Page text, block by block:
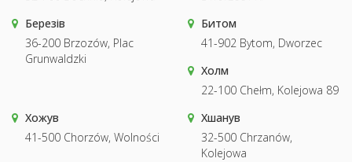
Березів
36-200 Brzozów, Plac
Grunwaldzki
Битом
41-902 Bytom, Dworzec
Холм
22-100 Chełm, Kolejowa 89
Хожув
41-500 Chorzów, Wolności
Хшанув
32-500 Chrzanów,
Kolejowa